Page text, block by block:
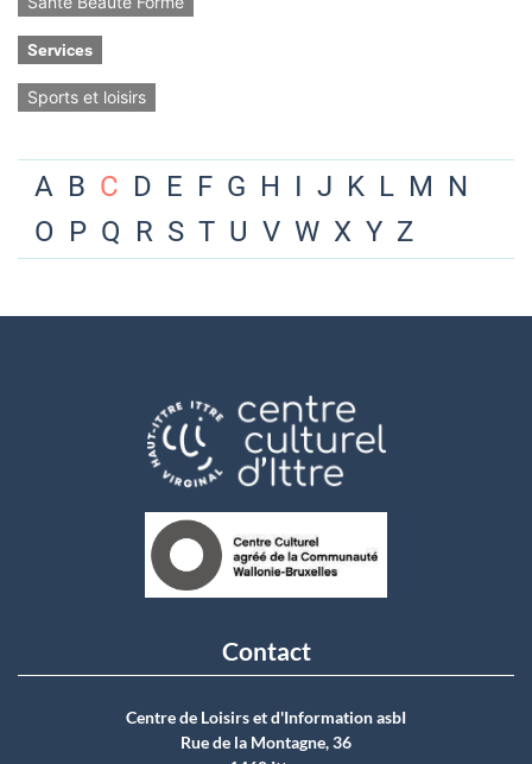
Services
Sports et loisirs
A B C D E F G H I J K L M N
O P Q R S T U V W X Y Z
Contact
Centre de Loisirs et d'Information asbI
Rue de la Montagne, 36